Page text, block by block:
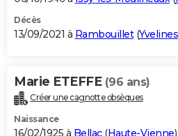
GUIDES D'ACHAT
BONS PLANS
Carte de Noël
Carte Bonne année
Carte Saint-Valentin
Carte Pâques
Carte d'anniversaire
DICTIONNAIRE
Dictionnaire
Biographies
Citations
Expressions
Proverbes
PROGRAMME TV
Décès
13/09/2021 à Rambouillet(Yvelines
Marie ETEFFE (96 ans)
Créer une cagnotte obsèques
Naissance
16/02/1925 à Bellac(Haute-Vienne)